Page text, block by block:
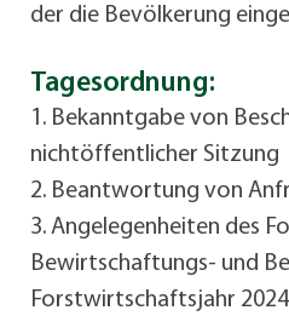
der die Bevölkerung
Tagesordnung:
1. Bekanntgabe von
nichtöffentlicher Sitzung
2. Beantwortung von
3. Angelegenheiten des
Bewirtschaftungs- und
Forstwirtschaftsjahr 2024